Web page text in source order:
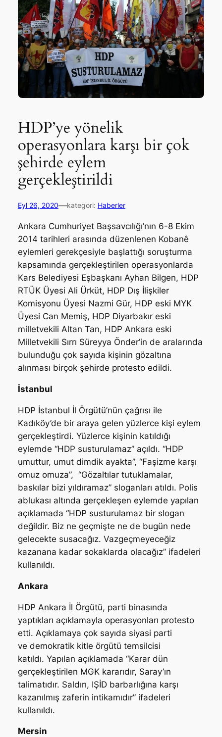
HDP’ye yönelik
operasyonlara karşı bir çok
şehirde eylem
gerçekleştirildi
Eyl 26, 2020—kategori: Haberler
Ankara Cumhuriyet Başsavcılığı’nın 6-8 Ekim
2014 tarihleri arasında düzenlenen Kobanê
eylemleri gerekçesiyle başlattığı soruşturma
kapsamında gerçekleştirilen operasyonlarda
Kars Belediyesi Eşbaşkanı Ayhan Bilgen, HDP
RTÜK Üyesi Ali Ürküt, HDP Dış İlişkiler
Komisyonu Üyesi Nazmi Gür, HDP eski MYK
Üyesi Can Memiş, HDP Diyarbakır eski
milletvekili Altan Tan, HDP Ankara eski
Milletvekili Sırrı Süreyya Önder’in de aralarında
bulunduğu çok sayıda kişinin gözaltına
alınması birçok şehirde protesto edildi.
İstanbul
HDP İstanbul İl Örgütü’nün çağrısı ile
Kadıköy’de bir araya gelen yüzlerce kişi eylem
gerçekleştirdi. Yüzlerce kişinin katıldığı
eylemde “HDP susturulamaz” açıldı. “HDP
umuttur, umut dimdik ayakta”, “Faşizme karşı
omuz omuza”, “Gözaltılar tutuklamalar,
baskılar bizi yıldıramaz” sloganları atıldı. Polis
ablukası altında gerçekleşen eylemde yapılan
açıklamada “HDP susturulamaz bir slogan
değildir. Biz ne geçmişte ne de bugün nede
gelecekte susacağız. Vazgeçmeyeceğiz
kazanana kadar sokaklarda olacağız” ifadeleri
kullanıldı.
Ankara
HDP Ankara İl Örgütü, parti binasında
yaptıkları açıklamayla operasyonları protesto
etti. Açıklamaya çok sayıda siyasi parti
ve demokratik kitle örgütü temsilcisi
katıldı. Yapılan açıklamada “Karar dün
gerçekleştirilen MGK kararıdır, Saray’ın
talimatıdır. Saldırı, IŞİD barbarlığına karşı
kazanılmış zaferin intikamıdır” ifadeleri
kullanıldı.
Mersin